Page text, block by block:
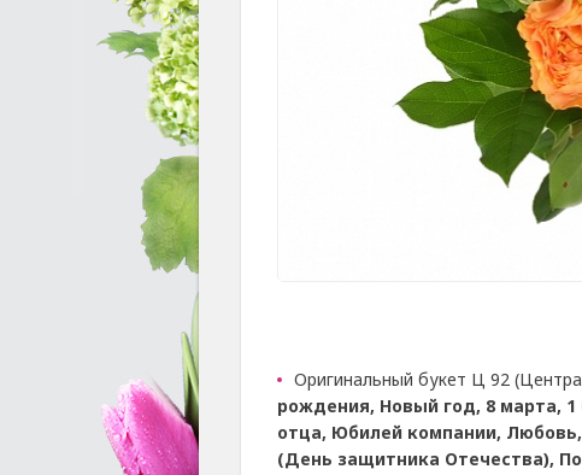
Оригинальный букет Ц 92
рождения, Новый год, 8 марта,
отца, Юбилей компании,
(День защитника Отечества),